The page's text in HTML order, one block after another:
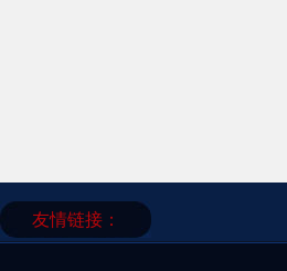
友情链接：